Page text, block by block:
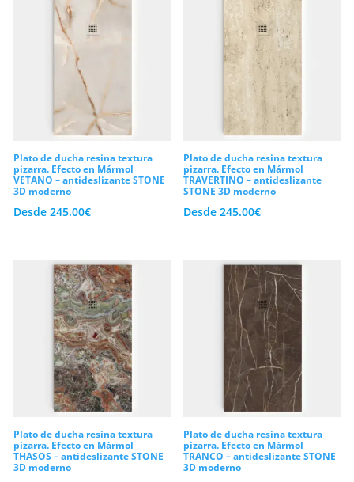
Plato de ducha resina textura
pizarra. Efecto en Mármol
VETANO – antideslizante STONE
3D moderno
Desde 245.00€
Plato de ducha resina textura
pizarra. Efecto en Mármol
TRAVERTINO – antideslizante
STONE 3D moderno
Desde245.00€
Plato de ducha resina textura
pizarra. Efecto en Mármol
THASOS – antideslizante STONE
3D moderno
Plato de ducha resina textura
pizarra. Efecto en Mármol
TRANCO – antideslizante STONE
3D moderno